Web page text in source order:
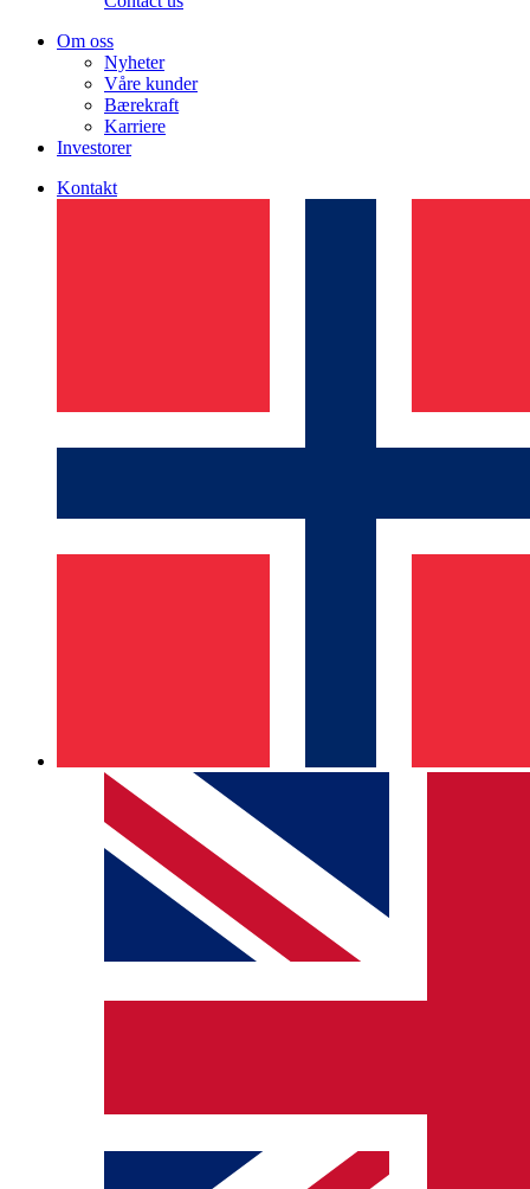
Om oss
Nyheter
Våre kunder
Bærekraft
Karriere
Investorer
Kontakt